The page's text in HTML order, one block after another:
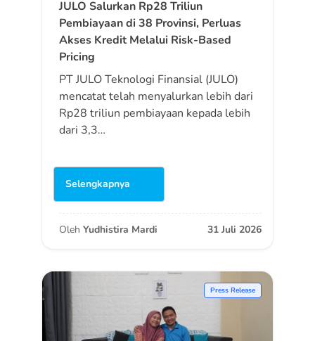
JULO Salurkan Rp28 Triliun
Pembiayaan di 38 Provinsi, Perluas
Akses Kredit Melalui Risk-Based
Pricing
PT JULO Teknologi Finansial (JULO)
mencatat telah menyalurkan lebih dari
Rp28 triliun pembiayaan kepada lebih
dari 3,3…
Selengkapnya
Oleh Yudhistira Mardi 31 Juli 2026
Press Release